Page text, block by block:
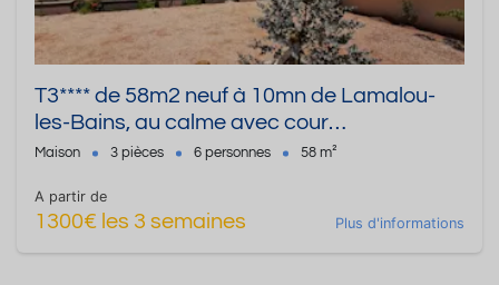
T3**** de 58m2 neuf à 10mn de Lamalou-
les-Bains, au calme avec cour
privatisée/sécurisée. Adapté PMR
Maison 3 pièces 6 personnes 58 m²
A partir de
1300€ les 3 semaines Plus d'informations